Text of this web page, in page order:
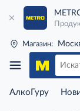
Магазин:
АлкоГуру